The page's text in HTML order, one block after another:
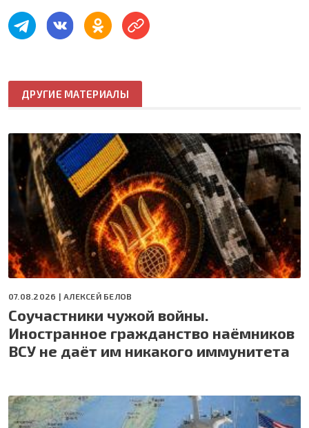
ДРУГИЕ МАТЕРИАЛЫ
07.08.2026 | АЛЕКСЕЙ БЕЛОВ
Соучастники чужой войны.
Иностранное гражданство наёмников
ВСУ не даёт им никакого иммунитета